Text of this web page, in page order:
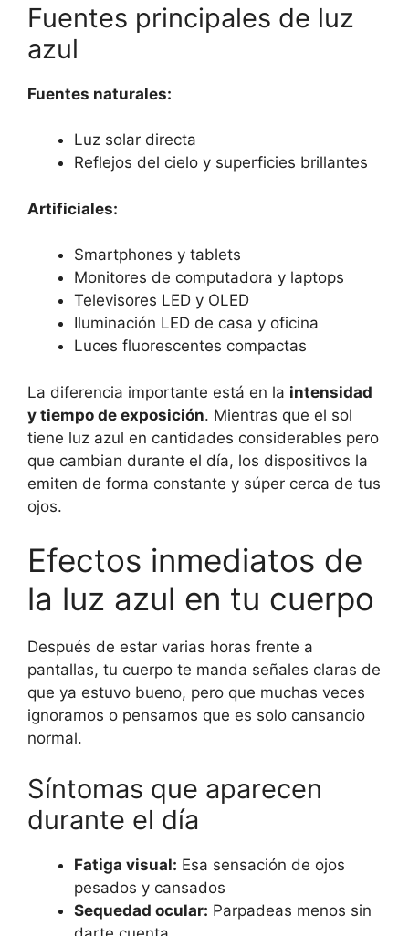
Fuentes principales de luz
azul
Fuentes naturales:
Luz solar directa
Reflejos del cielo y superficies brillantes
Artificiales:
Smartphones y tablets
Monitores de computadora y laptops
Televisores LED y OLED
Iluminación LED de casa y oficina
Luces fluorescentes compactas
La diferencia importante está en la intensidad
y tiempo de exposición. Mientras que el sol
tiene luz azul en cantidades considerables pero
que cambian durante el día, los dispositivos la
emiten de forma constante y súper cerca de tus
ojos.
Efectos inmediatos de
la luz azul en tu cuerpo
Después de estar varias horas frente a
pantallas, tu cuerpo te manda señales claras de
que ya estuvo bueno, pero que muchas veces
ignoramos o pensamos que es solo cansancio
normal.
Síntomas que aparecen
durante el día
Fatiga visual: Esa sensación de ojos
pesados y cansados
Sequedad ocular: Parpadeas menos sin